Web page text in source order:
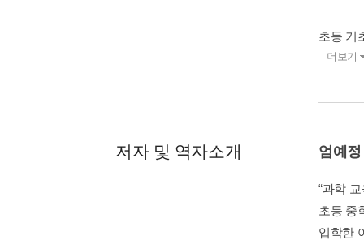
초등 기
더보기
저자 및 역자소개 엄예정
“과학
초등 중
입학한